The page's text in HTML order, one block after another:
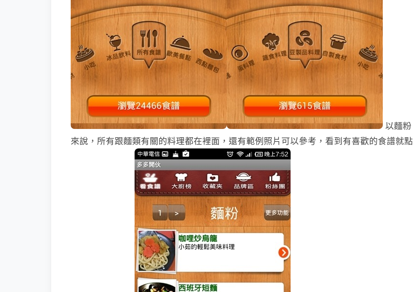
以麵粉
來說，所有跟麵類有關的料理都在裡面，還有範例照片可以參考，看到有喜歡的食譜就點